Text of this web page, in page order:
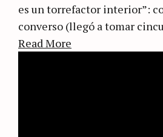
es un torrefactor interior”:
converso (llegó a tomar
Read More